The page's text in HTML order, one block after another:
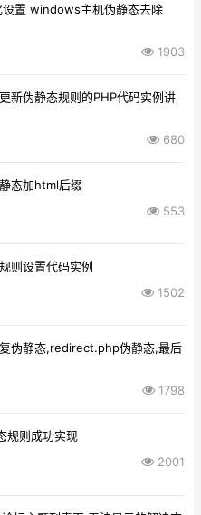
置 windows主机伪静态去除
1903
新伪静态规则的PHP代码实例讲
680
态加html后缀
553
则设置代码实例
1502
伪静态,redirect.php伪静态,最后
1798
规则成功实现
2001